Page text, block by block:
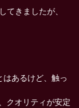
てきましたが、
あるけど、触っ
クオリティが安定